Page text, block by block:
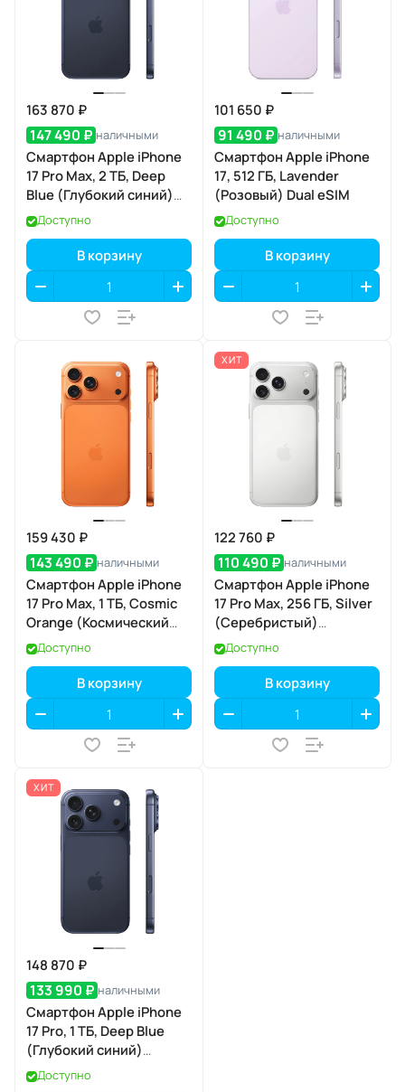
163 870 ₽
147 490 ₽ наличными
Смартфон Apple iPhone
17 Pro Max, 2 ТБ, Deep
Blue (Глубокий синий)
Dual eSIM
Доступно
В корзину
101 650 ₽
91 490 ₽ наличными
Смартфон Apple iPhone
17, 512 ГБ, Lavender
(Розовый) Dual eSIM
Доступно
В корзину
159 430 ₽
143 490 ₽ наличными
Смартфон Apple iPhone
17 Pro Max, 1 ТБ, Cosmic
Orange (Космический
оранжевый) SIM+eSIM
Доступно
В корзину
ХИТ
122 760 ₽
110 490 ₽ наличными
Смартфон Apple iPhone
17 Pro Max, 256 ГБ, Silver
(Серебристый)
SIM+eSIM
Доступно
В корзину
ХИТ
148 870 ₽
133 990 ₽ наличными
Смартфон Apple iPhone
17 Pro, 1 ТБ, Deep Blue
(Глубокий синий)
SIM+eSIM
Доступно